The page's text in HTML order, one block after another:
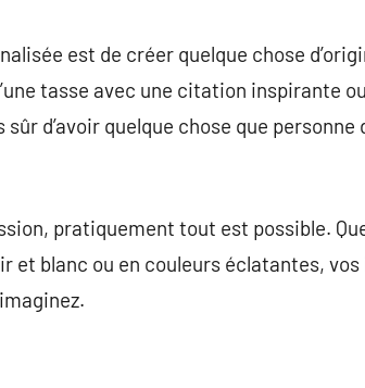
est de créer quelque chose
tasse avec une citation inspirante
d’avoir quelque chose que personne
pratiquement tout est possible.
et blanc ou en couleurs éclatantes,